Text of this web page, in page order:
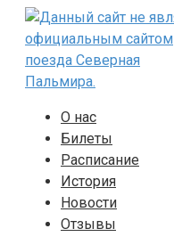
Перейти
контенту
О нас
Билеты
Расписание
История
Новости
Отзывы